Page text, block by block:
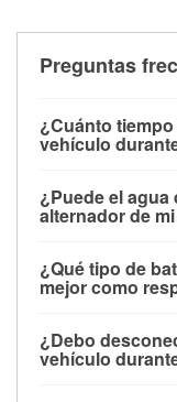
Preguntas
¿Cuánto
vehículo
alimentar
limitado, pero el
contar con un
cortes
¿Puede el
alternador de
parte baja del
dañarse si se
días después de
¿Qué tipo de
mejor como
para
selladas,
¿Debo
vehículo